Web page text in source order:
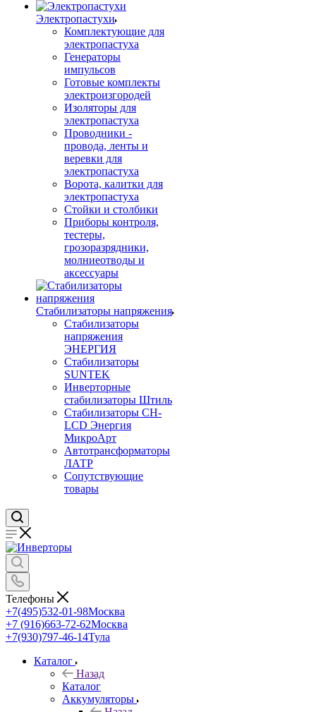
Электропастухи
Комплектующие для
электропастуха
Генераторы
импульсов
Готовые комплекты
электроизгородей
Изоляторы для
электропастуха
Проводники -
провода, ленты и
веревки для
электропастуха
Ворота, калитки для
электропастуха
Стойки и столбики
Приборы контроля,
тестеры,
грозоразрядники,
молниеотводы и
аксессуары
Стабилизаторы напряжения
Стабилизаторы
напряжения
ЭНЕРГИЯ
Стабилизаторы
SUNTEK
Инверторные
стабилизаторы Штиль
Стабилизаторы СН-
LCD Энepгия
МикроАрт
Автотрансформаторы
ЛАТР
Сопутствующие
товары
Телефоны
+7(495)532-01-98Москва
+7 (916)663-72-62Москва
+7(930)797-46-14Тула
Каталог
Назад
Каталог
Аккумуляторы